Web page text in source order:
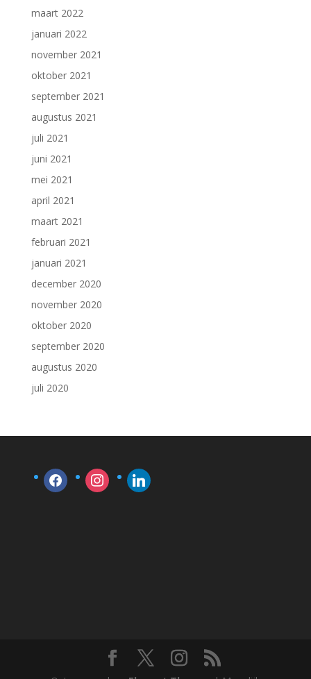
maart 2022
januari 2022
november 2021
oktober 2021
september 2021
augustus 2021
juli 2021
juni 2021
mei 2021
april 2021
maart 2021
februari 2021
januari 2021
december 2020
november 2020
oktober 2020
september 2020
augustus 2020
juli 2020
facebook instagramlinkedin